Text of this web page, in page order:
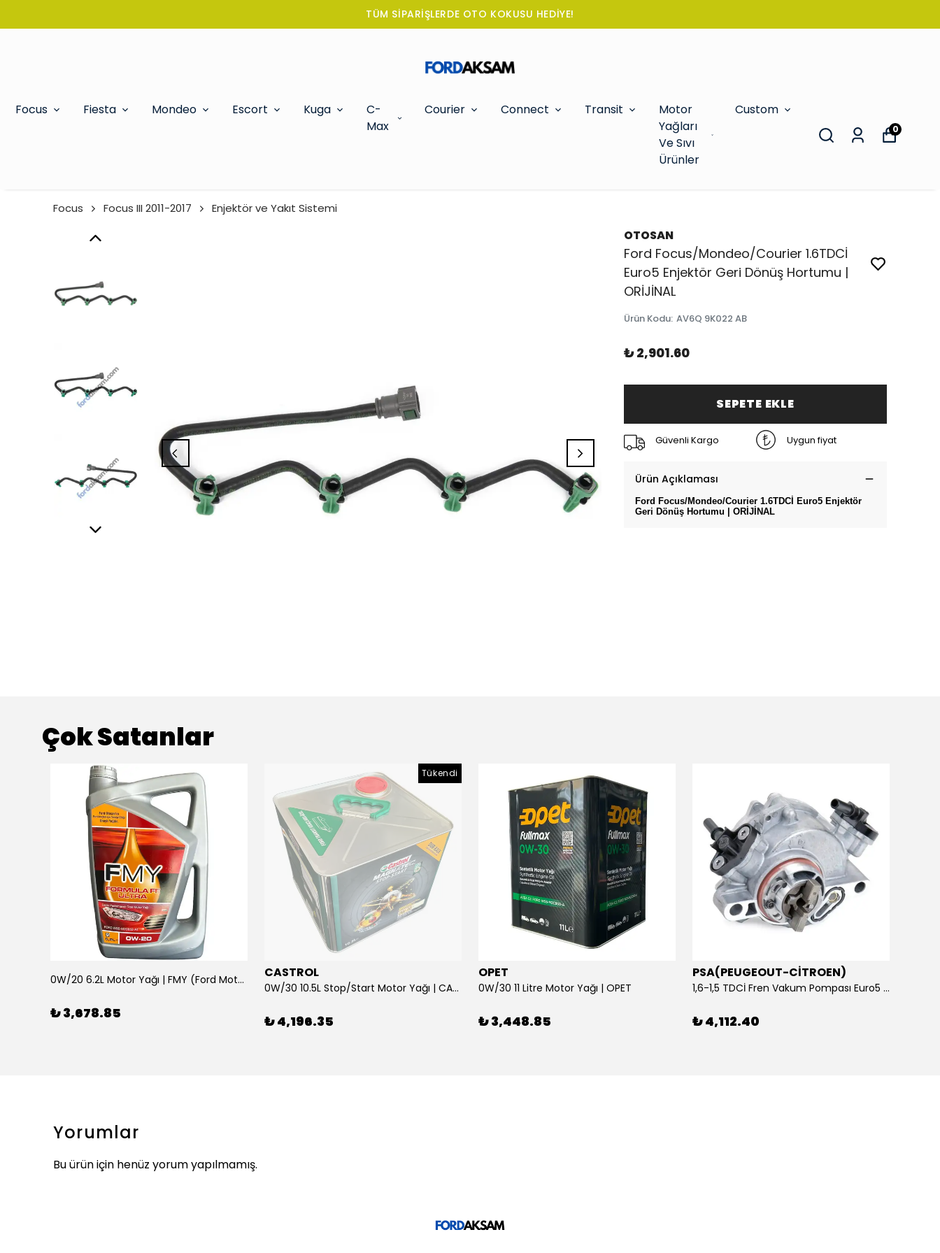
TÜM SİPARİŞLERDE OTO KOKUSU HEDİYE!
Focus Fiesta Mondeo Escort Kuga
C-
Max
Courier Connect Transit
Motor
Yağları
Ve Sıvı
Ürünler
Custom
0
Focus Focus III 2011-2017 Enjektör ve Yakıt Sistemi
OTOSAN
Ford Focus/Mondeo/Courier 1.6TDCİ
Euro5 Enjektör Geri Dönüş Hortumu |
ORİJİNAL
Ürün Kodu: AV6Q 9K022 AB
₺ 2,901.60
SEPETE EKLE
Güvenli Kargo Uygun fiyat
Ürün Açıklaması
Ford Focus/Mondeo/Courier 1.6TDCİ Euro5 Enjektör
Geri Dönüş Hortumu | ORİJİNAL
Çok Satanlar
0W/20 6.2L Motor Yağı | FMY (Ford Motor Yağları)
₺ 3,678.85
Tükendi
CASTROL
0W/30 10.5L Stop/Start Motor Yağı | CASTROL
₺ 4,196.35
OPET
0W/30 11 Litre Motor Yağı | OPET
₺ 3,448.85
PSA(PEUGEOUT-CİTROEN)
1,6-1,5 TDCİ Fren Vakum Pompası Euro5 2013-2018 | ORİJİNAL
₺ 4,112.40
Yorumlar
Bu ürün için henüz yorum yapılmamış.